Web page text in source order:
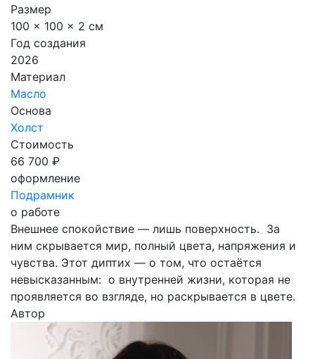
Размер
100 x 100 x 2 см
Год создания
2026
Материал
Масло
Основа
Холст
Стоимость
66 700 ₽
оформление
Подрамник
о работе
Внешнее спокойствие — лишь поверхность. За
ним скрывается мир, полный цвета, напряжения и
чувства. Этот диптих — о том, что остаётся
невысказанным: о внутренней жизни, которая не
проявляется во взгляде, но раскрывается в цвете.
Автор